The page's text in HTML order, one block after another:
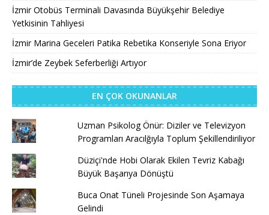
İzmir Otobüs Terminali Davasında Büyükşehir Belediye
Yetkisinin Tahliyesi
İzmir Marina Geceleri Patika Rebetika Konseriyle Sona Eriyor
İzmir’de Zeybek Seferberliği Artıyor
EN ÇOK OKUNANLAR
Uzman Psikolog Önür: Diziler ve Televizyon
Programları Aracılğıyla Toplum Şekillendiriliyor
Düziçi'nde Hobi Olarak Ekilen Tevriz Kabağı
Büyük Başarıya Dönüştü
Buca Onat Tüneli Projesinde Son Aşamaya
Gelindi